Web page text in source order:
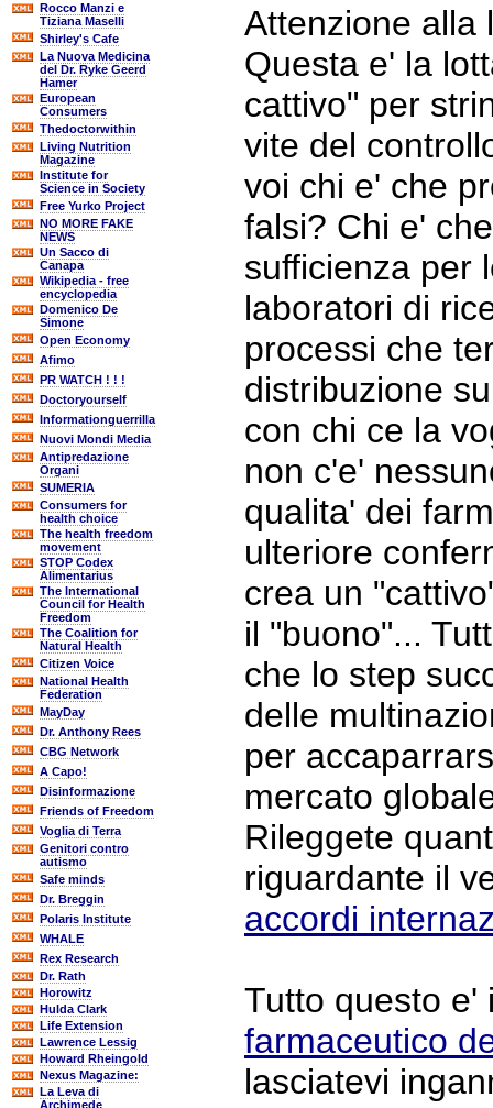
Rocco Manzi e
Tiziana Maselli
Shirley's Cafe
La Nuova Medicina
del Dr. Ryke Geerd
Hamer
European
Consumers
Thedoctorwithin
Living Nutrition
Magazine
Institute for
Science in Society
Free Yurko Project
NO MORE FAKE
NEWS
Un Sacco di
Canapa
Wikipedia - free
encyclopedia
Domenico De
Simone
Open Economy
Afimo
PR WATCH ! ! !
Doctoryourself
Informationguerrilla
Nuovi Mondi Media
Antipredazione
Organi
SUMERIA
Consumers for
health choice
The health freedom
movement
STOP Codex
Alimentarius
The International
Council for Health
Freedom
The Coalition for
Natural Health
Citizen Voice
National Health
Federation
MayDay
Dr. Anthony Rees
CBG Network
A Capo!
Disinformazione
Friends of Freedom
Voglia di Terra
Genitori contro
autismo
Safe minds
Dr. Breggin
Polaris Institute
WHALE
Rex Research
Dr. Rath
Horowitz
Hulda Clark
Life Extension
Lawrence Lessig
Howard Rheingold
Nexus Magazine:
La Leva di
Archimede
Attenzione alla
Questa e' la
cattivo" per
vite del
voi chi e' che
falsi? Chi e'
sufficienza per
laboratori di
processi che
distribuzione
con chi ce la
non c'e'
qualita' dei
ulteriore
crea un
il "buono"...
che lo step
delle
per
mercato
Rileggete
riguardante il
accordi
Tutto questo
farmaceutico
lasciatevi